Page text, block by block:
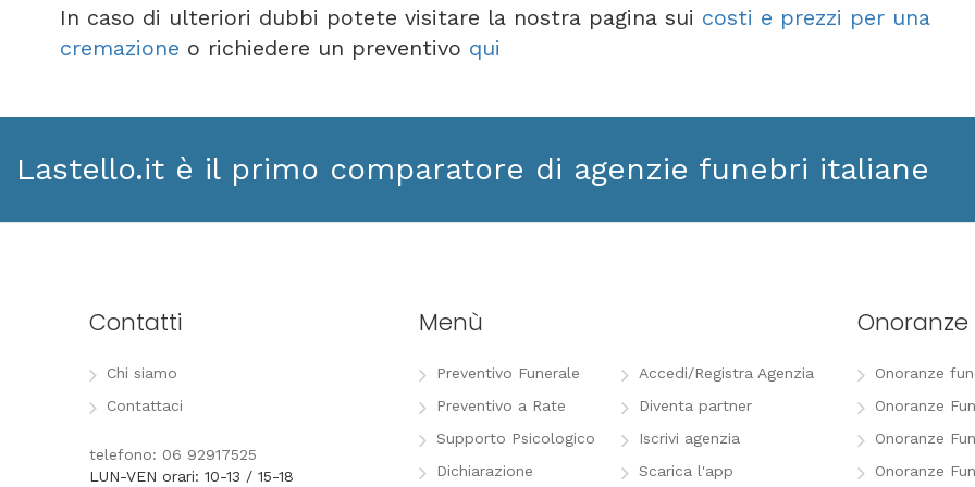
In caso di ulteriori dubbi potete visitare la nostra pagina sui costi e prezzi per una
cremazione o richiedere un preventivo qui
Lastello.it è il primo comparatore di agenzie funebri italiane
Contatti
Chi siamo
Contattaci
telefono: 06 92917525
LUN-VEN orari: 10-13 / 15-18
Menù
Preventivo Funerale
Preventivo a Rate
Supporto Psicologico
Dichiarazione
Accedi/Registra Agenzia
Diventa partner
Iscrivi agenzia
Scarica l'app
Onoranze
Onoranze
Onoranze
Onoranze
Onoranze